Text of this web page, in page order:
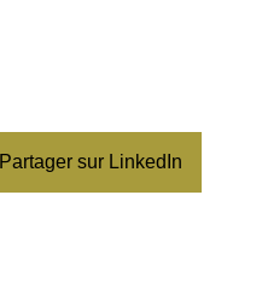
Partager sur LinkedIn